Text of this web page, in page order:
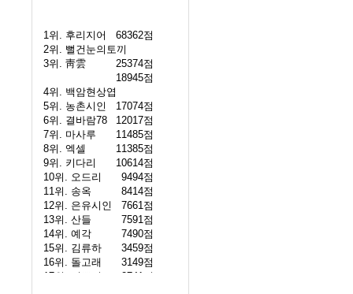
1위. 후리지어
68362점
2위. 뻘건눈의토끼
25374점
3위. 靑雲
18945점
4위. 백암현상엽
17074점
5위. 농촌시인
12017점
6위. 결바람78
11485점
7위. 마사루
11385점
8위. 엑셀
10614점
9위. 키다리
9494점
10위.
오드리
8414점
11위. 송옥
7661점
12위. 은유시인
7591점
13위. 산들
7490점
14위. 예각
3459점
15위. 김류하
3149점
16위. 돌고래
2741점
17위.
이쁜이